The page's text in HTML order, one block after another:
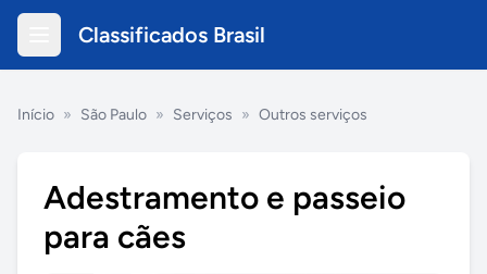
Classificados Brasil
Início » São Paulo » Serviços » Outros serviços
Adestramento e passeio
para cães